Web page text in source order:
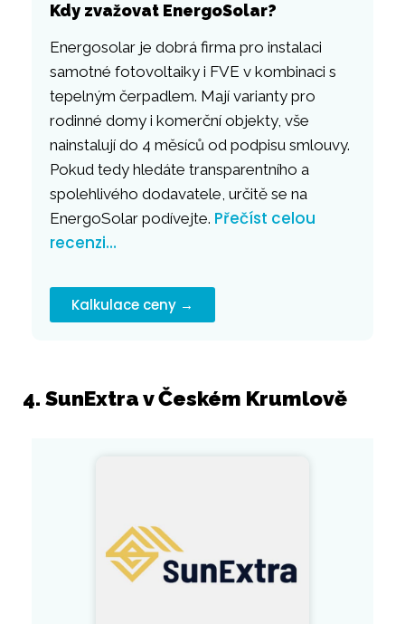
Kdy zvažovat EnergoSolar?
Energosolar je dobrá firma pro instalaci
samotné fotovoltaiky i FVE v kombinaci s
tepelným čerpadlem. Mají varianty pro
rodinné domy i komerční objekty, vše
nainstalují do 4 měsíců od podpisu smlouvy.
Pokud tedy hledáte transparentního a
spolehlivého dodavatele, určitě se na
EnergoSolar podívejte. Přečíst celou
recenzi…
Kalkulace ceny →
4. SunExtra v Českém Krumlově